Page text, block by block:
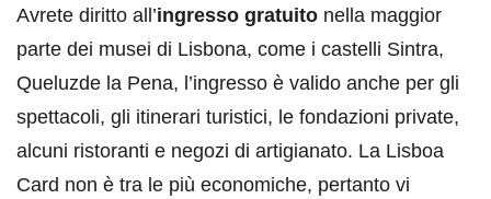
Avrete diritto all’ingresso gratuito nella maggior
parte dei musei di Lisbona, come i castelli Sintra,
Queluzde la Pena, l’ingresso è valido anche per gli
spettacoli, gli itinerari turistici, le fondazioni private,
alcuni ristoranti e negozi di artigianato. La Lisboa
Card non è tra le più economiche, pertanto vi